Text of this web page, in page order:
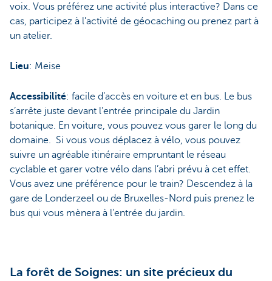
voix. Vous préférez une activité plus interactive? Dans ce
cas, participez à l'activité de géocaching ou prenez part à
un atelier.
Lieu: Meise
Accessibilité: facile d’accès en voiture et en bus. Le bus
s’arrête juste devant l’entrée principale du Jardin
botanique. En voiture, vous pouvez vous garer le long du
domaine. Si vous vous déplacez à vélo, vous pouvez
suivre un agréable itinéraire empruntant le réseau
cyclable et garer votre vélo dans l’abri prévu à cet effet.
Vous avez une préférence pour le train? Descendez à la
gare de Londerzeel ou de Bruxelles-Nord puis prenez le
bus qui vous mènera à l’entrée du jardin.
La forêt de Soignes: un site précieux du